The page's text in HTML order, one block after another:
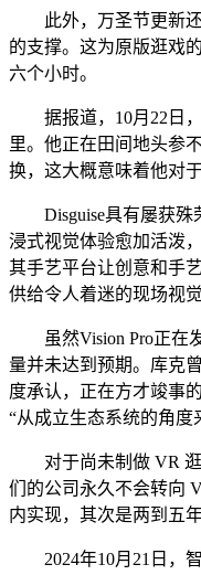
此外，万圣节更新还
的支撑。这为原版逛戏
六个小时。
据报道，10月22日，
里。他正在田间地头参
换，这大概意味着他对
Disguise具有屡获殊
浸式视觉体验愈加活泼
其手艺平台让创意和手
供给令人着迷的现场视觉
虽然Vision Pro正在
量并未达到预期。库克
度承认，正在方才竣事
“从成立生态系统的角度
对于尚未制做 VR 逛
们的公司永久不会转向
内实现，其次是两到五
2024年10月21日，智